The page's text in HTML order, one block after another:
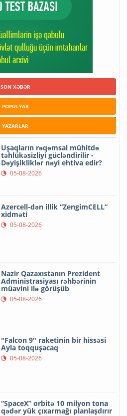
SON XƏBƏR
POPULYAR
YAZARLAR
Uşaqların rəqəmsal mühitdə
təhlükəsizliyi gücləndirilir -
Dəyişikliklər nəyi ehtiva edir?
05-08-2026
Azercell-dən illik “ZengimCELL”
xidməti
05-08-2026
Nazir Qazaxıstanın Prezident
Administrasiyası rəhbərinin
müavini ilə görüşüb
05-08-2026
"Falcon 9" raketinin bir hissəsi
Ayla toqquşacaq
05-08-2026
“SpaceX” orbitə 10 milyon tona
qədər yük çıxarmağı planlaşdırır